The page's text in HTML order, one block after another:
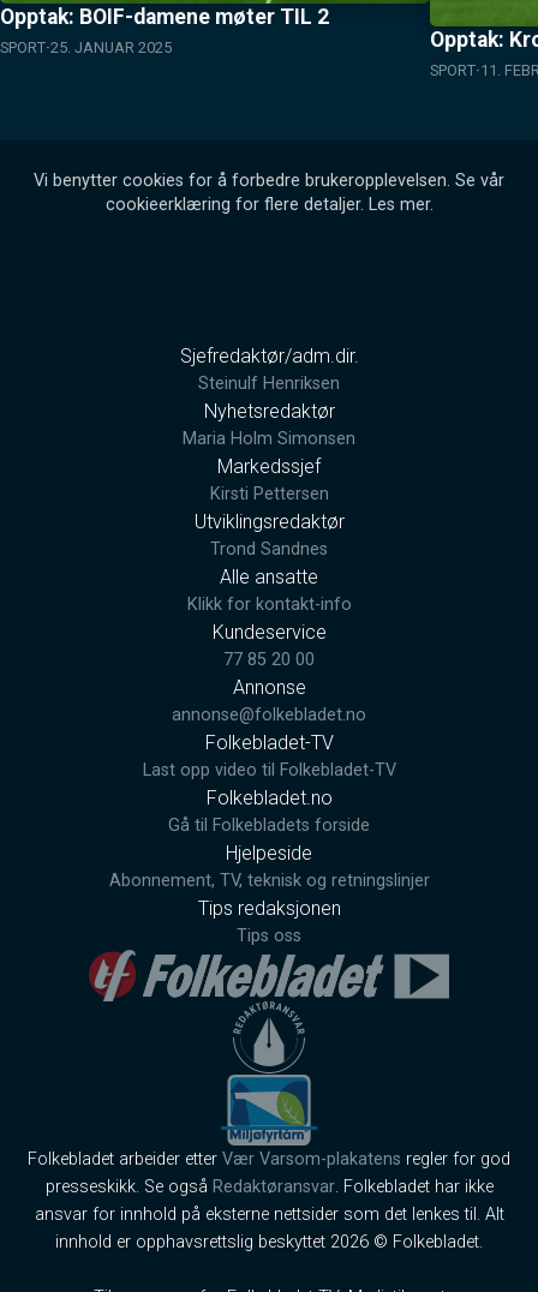
Opptak: BOIF-damene møter TIL 2
SPORT 25. JANUAR 2025 Opptak:
SPORT 11.
Vi benytter cookies for å forbedre brukeropplevelsen. Se vår
cookieerklæring for flere detaljer. Les mer.
Sjefredaktør/adm.dir.
Steinulf Henriksen
Nyhetsredaktør
Maria Holm Simonsen
Markedssjef
Kirsti Pettersen
Utviklingsredaktør
Trond Sandnes
Alle ansatte
Klikk for kontakt-info
Kundeservice
77 85 20 00
Annonse
annonse@folkebladet.no
Folkebladet-TV
Last opp video til Folkebladet-TV
Folkebladet.no
Gå til Folkebladets forside
Hjelpeside
Abonnement, TV, teknisk og retningslinjer
Tips redaksjonen
Tips oss
Folkebladet arbeider etter Vær Varsom-plakatens regler for god
presseskikk. Se også Redaktøransvar. Folkebladet har ikke
ansvar for innhold på eksterne nettsider som det lenkes til. Alt
innhold er opphavsrettslig beskyttet 2026 © Folkebladet.